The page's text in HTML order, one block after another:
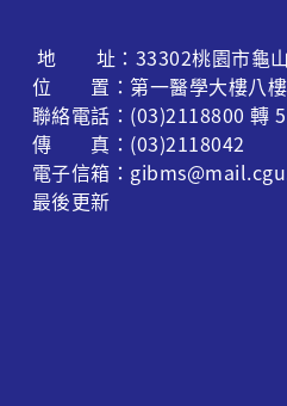
地 址：33302桃園市龜山
位 置：第一醫學大樓八樓
聯絡電話：(03)2118800 轉
傳 真：(03)2118042
電子信箱：
最後更新